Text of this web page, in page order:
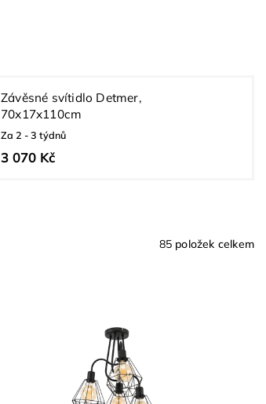
Závěsné svítidlo Detmer,
70x17x110cm
Za 2 - 3 týdnů
3 070 Kč
85 položek celkem